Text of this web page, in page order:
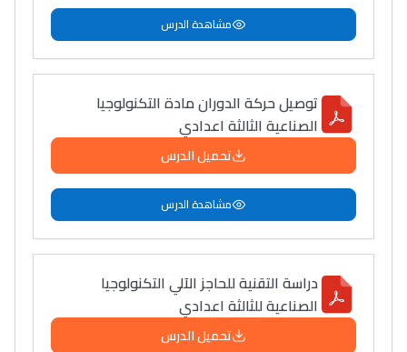
دليل المهن
ما يزيد عن 149 مهنة
دليل التوجيه
التوجيه بالثانوي و الإعدادي
مشاهدة الدرس
توصيل حركة الدوران مادة التكنولوجيا
الصناعية الثالثة اعدادي
تحميل الدرس
مشاهدة الدرس
دراسة التقنية للحاجز الآلي التكنولوجيا
الصناعية للثالثة اعدادي
تحميل الدرس